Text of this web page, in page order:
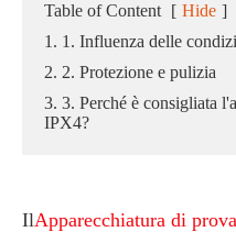
Table of Content [ Hide ]
1. 1. Influenza delle
2. 2. Protezione e pulizia
3. 3. Perché è consigliata
IPX4?
IlApparecchiatura di